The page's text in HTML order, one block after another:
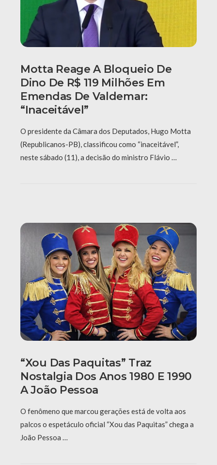
Motta Reage A Bloqueio De
Dino De R$ 119 Milhões Em
Emendas De Valdemar:
“Inaceitável”
O presidente da Câmara dos Deputados, Hugo Motta
(Republicanos-PB), classificou como “inaceitável”,
neste sábado (11), a decisão do ministro Flávio …
“Xou Das Paquitas” Traz
Nostalgia Dos Anos 1980 E 1990
A João Pessoa
O fenômeno que marcou gerações está de volta aos
palcos o espetáculo oficial “Xou das Paquitas” chega a
João Pessoa …